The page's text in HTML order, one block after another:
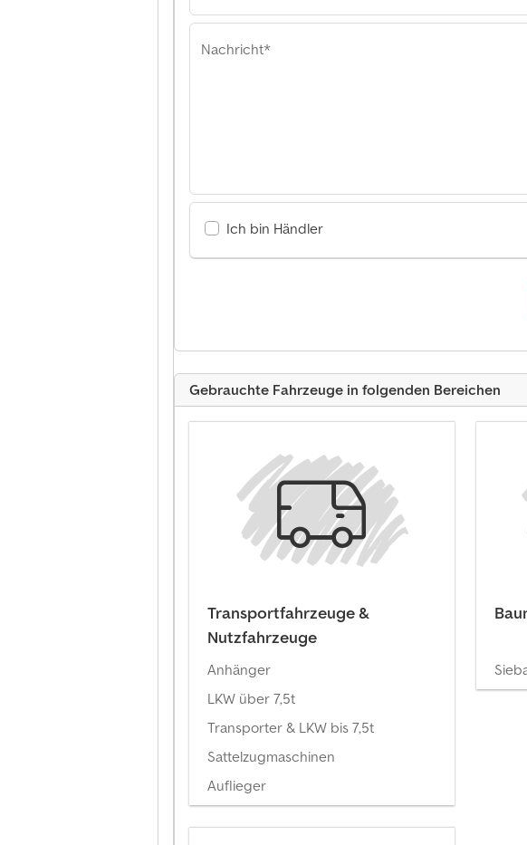
Nachricht*
Ich bin Händler
Gebrauchte Fahrzeuge in folgenden Bereichen
Transportfahrzeuge &
Nutzfahrzeuge
Anhänger
LKW über 7,5t
Transporter & LKW bis 7,5t
Sattelzugmaschinen
Auflieger